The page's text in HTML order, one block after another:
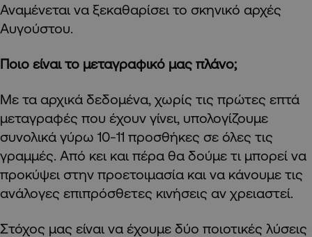
Αναμένεται να ξεκαθαρίσει το σκηνικό αρχές
Αυγούστου.
Ποιο είναι το μεταγραφικό μας πλάνο;
Με τα αρχικά δεδομένα, χωρίς τις πρώτες επτά
μεταγραφές που έχουν γίνει, υπολογίζουμε
συνολικά γύρω 10-11 προσθήκες σε όλες τις
γραμμές. Από κει και πέρα θα δούμε τι μπορεί να
προκύψει στην προετοιμασία και να κάνουμε τις
ανάλογες επιπρόσθετες κινήσεις αν χρειαστεί.
Στόχος μας είναι να έχουμε δύο ποιοτικές λύσεις